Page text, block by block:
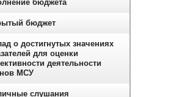
бюджета
бюджет
о достигнутых значениях
для оценки
деятельности
МСУ
слушания